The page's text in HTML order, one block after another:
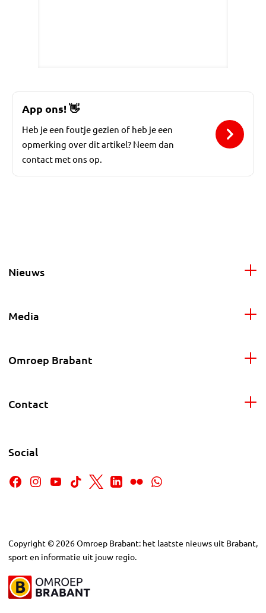
App ons!👋
Heb je een foutje gezien of heb je een
opmerking over dit artikel? Neem dan
contact met ons op.
Nieuws
Media
Omroep Brabant
Contact
Social
Copyright © 2026Omroep Brabant: het laatste nieuws uit Brabant,
sport en informatie uit jouw regio.